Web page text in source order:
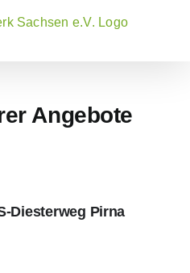
Angebote
Diesterweg Pirna